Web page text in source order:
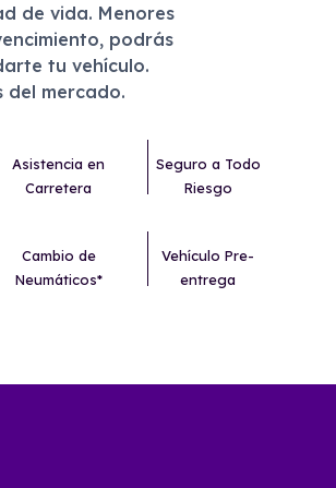
de vida. Menores
podrás
tu vehículo.
del mercado.
Asistencia en
Carretera
Seguro a Todo
Riesgo
Cambio de
Neumáticos*
Vehículo Pre-
entrega